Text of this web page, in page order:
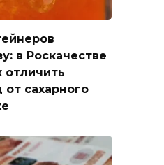
в Роскачестве
отличить
сахарного